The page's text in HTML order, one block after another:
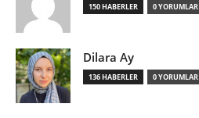
150 HABERLER 0 YORUMLAR
Dilara Ay
136 HABERLER 0 YORUMLAR